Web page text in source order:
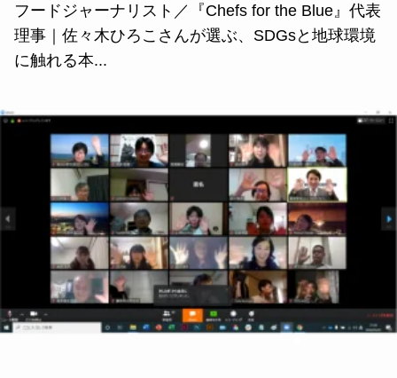
フードジャーナリスト／『Chefs for the Blue』代表
理事｜佐々木ひろこさんが選ぶ、SDGsと地球環境
に触れる本...